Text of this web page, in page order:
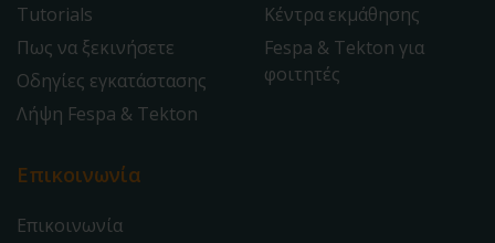
Tutorials
Πως να ξεκινήσετε
Οδηγίες εγκατάστασης
Λήψη Fespa & Tekton
Κέντρα εκμάθησης
Fespa & Tekton για
φοιτητές
Επικοινωνία
Επικοινωνία